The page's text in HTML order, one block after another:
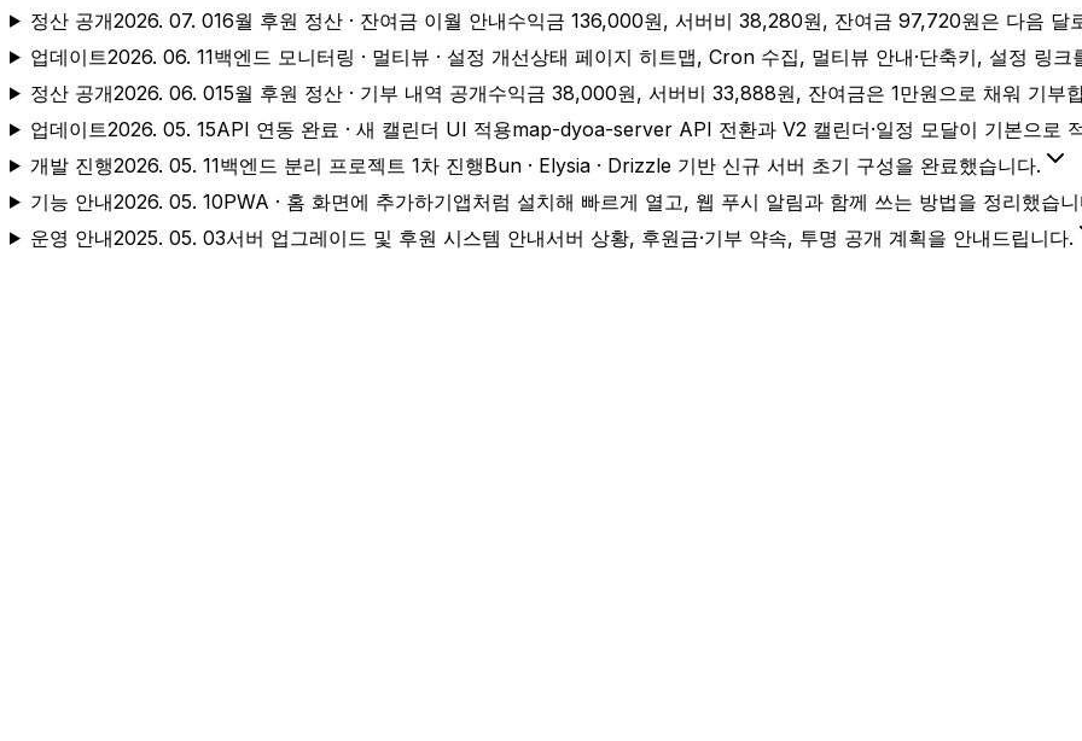
정산 공개2026. 07. 016월 후원 정산 · 잔여금 이월 안내수익금 136,000원, 서버비 38,280원, 잔여금 97,720원은 다음 달
업데이트2026. 06. 11백엔드 모니터링 · 멀티뷰 · 설정 개선상태 페이지 히트맵, Cron 수집, 멀티뷰 안내·단축키, 설정 링크
정산 공개2026. 06. 015월 후원 정산 · 기부 내역 공개수익금 38,000원, 서버비 33,888원, 잔여금은 1만원으로 채워 기부
업데이트2026. 05. 15API 연동 완료 · 새 캘린더 UI 적용map-dyoa-server API 전환과 V2 캘린더·일정 모달이 기본으로
개발 진행2026. 05. 11백엔드 분리 프로젝트 1차 진행Bun · Elysia · Drizzle 기반 신규 서버 초기 구성을 완료했습니다.
기능 안내2026. 05. 10PWA · 홈 화면에 추가하기앱처럼 설치해 빠르게 열고, 웹 푸시 알림과 함께 쓰는 방법을 정리했습
운영 안내2025. 05. 03서버 업그레이드 및 후원 시스템 안내서버 상황, 후원금·기부 약속, 투명 공개 계획을 안내드립니다.